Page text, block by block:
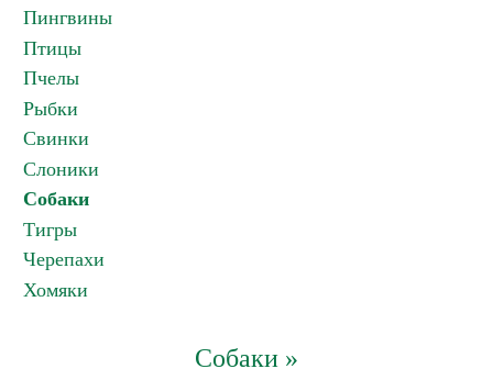
Пингвины
Птицы
Пчелы
Рыбки
Свинки
Слоники
Собаки
Тигры
Черепахи
Хомяки
Собаки »